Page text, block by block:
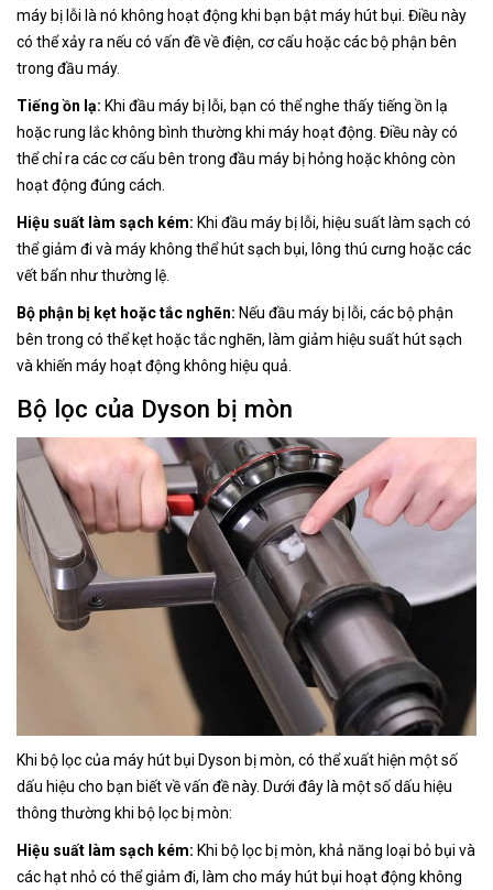
máy bị lỗi là nó không hoạt động khi bạn bật máy hút bụi. Điều này
có thể xảy ra nếu có vấn đề về điện, cơ cấu hoặc các bộ phận bên
trong đầu máy.
Tiếng ồn lạ: Khi đầu máy bị lỗi, bạn có thể nghe thấy tiếng ồn lạ
hoặc rung lắc không bình thường khi máy hoạt động. Điều này có
thể chỉ ra các cơ cấu bên trong đầu máy bị hỏng hoặc không còn
hoạt động đúng cách.
Hiệu suất làm sạch kém: Khi đầu máy bị lỗi, hiệu suất làm sạch có
thể giảm đi và máy không thể hút sạch bụi, lông thú cưng hoặc các
vết bẩn như thường lệ.
Bộ phận bị kẹt hoặc tắc nghẽn: Nếu đầu máy bị lỗi, các bộ phận
bên trong có thể kẹt hoặc tắc nghẽn, làm giảm hiệu suất hút sạch
và khiến máy hoạt động không hiệu quả.
Bộ lọc của Dyson bị mòn
Khi bộ lọc của máy hút bụi Dyson bị mòn, có thể xuất hiện một số
dấu hiệu cho bạn biết về vấn đề này. Dưới đây là một số dấu hiệu
thông thường khi bộ lọc bị mòn:
Hiệu suất làm sạch kém: Khi bộ lọc bị mòn, khả năng loại bỏ bụi và
các hạt nhỏ có thể giảm đi, làm cho máy hút bụi hoạt động không